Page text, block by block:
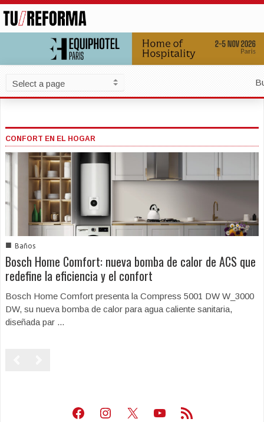
CONFORT EN EL HOGAR
■ Baños
Bosch Home Comfort: nueva bomba de calor de ACS que
redefine la eficiencia y el confort
Bosch Home Comfort presenta la Compress 5001 DW W_3000
DW, su nueva bomba de calor para agua caliente sanitaria,
diseñada par ...
Facebook
Instagram
X Youtube
Feed RSS